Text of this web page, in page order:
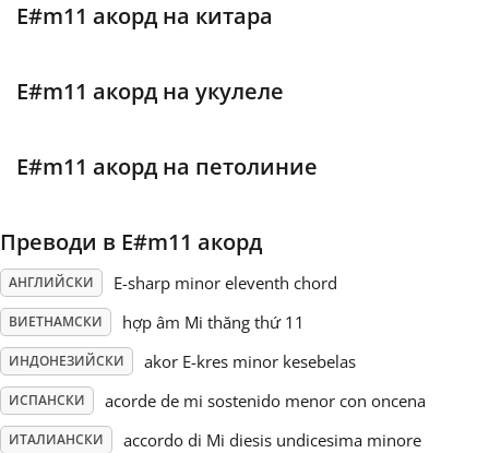
日本語
Polski
Svenska
Tiếng Việt
Türkçe
E#m11 акорд на китара
E#m11 акорд на укулеле
E#m11 акорд на петолиние
Преводи в E#m11 акорд
АНГЛИЙСКИ E-sharp minor eleventh chord
ВИЕТНАМСКИ hợp âm Mi thăng thứ 11
ИНДОНЕЗИЙСКИ akor E-kres minor kesebelas
ИСПАНСКИ acorde de mi sostenido menor con oncena
ИТАЛИАНСКИ accordo di Mi diesis undicesima minore